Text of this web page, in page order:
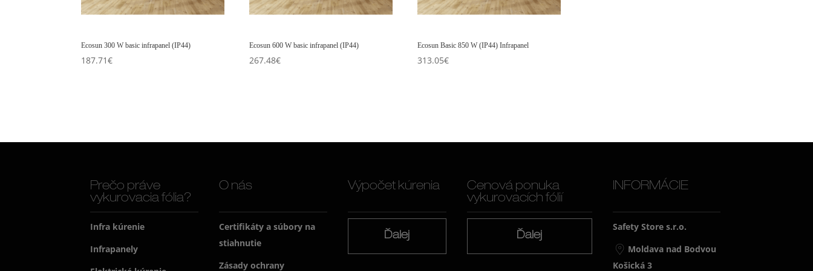
Ecosun 300 W basic infrapanel (IP44)
187.71€
Ecosun 600 W basic infrapanel (IP44)
267.48€
Ecosun Basic 850 W (IP44) Infrapanel
313.05€
Prečo práve
vykurovacia fólia?
Infra kúrenie
Infrapanely
O nás
Certifikáty a súbory na
stiahnutie
Zásady ochrany
Výpočet kúrenia
Ďalej
Cenová ponuka
vykurovacích fólií
Ďalej
INFORMÁCIE
Safety Store s.r.o.
Moldava nad Bodvou
Košická 3